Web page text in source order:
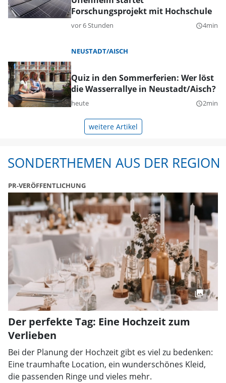
Forschungsprojekt mit Hochschule
vor 6 Stunden query_builder4min
NEUSTADT/AISCH
Quiz in den Sommerferien: Wer löst
die Wasserrallye in Neustadt/Aisch?
heute query_builder2min
weitere Artikel
SONDERTHEMEN AUS DER REGION
PR-VERÖFFENTLICHUNG
Der perfekte Tag: Eine Hochzeit zum
Verlieben
Bei der Planung der Hochzeit gibt es viel zu bedenken:
Eine traumhafte Location, ein wunderschönes Kleid,
die passenden Ringe und vieles mehr.